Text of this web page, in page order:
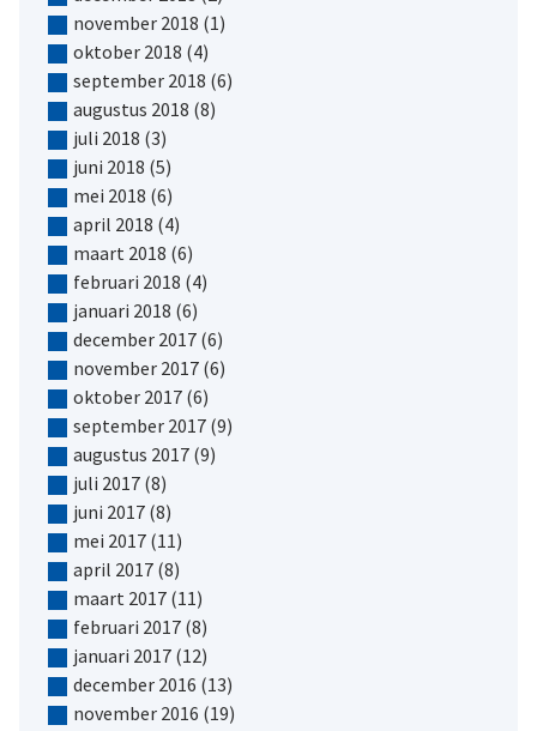
november 2018 (1)
oktober 2018 (4)
september 2018 (6)
augustus 2018 (8)
juli 2018 (3)
juni 2018 (5)
mei 2018 (6)
april 2018 (4)
maart 2018 (6)
februari 2018 (4)
januari 2018 (6)
december 2017(6)
november 2017(6)
oktober 2017(6)
september 2017(9)
augustus 2017(9)
juli 2017(8)
juni 2017(8)
mei 2017(11)
april 2017(8)
maart 2017(11)
februari 2017(8)
januari 2017(12)
december 2016 (13)
november 2016 (19)